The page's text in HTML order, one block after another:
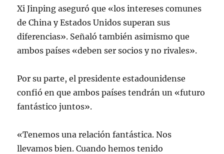
Xi Jinping aseguró que «los intereses comunes
de China y Estados Unidos superan sus
diferencias». Señaló también asimismo que
ambos países «deben ser socios y no rivales».
Por su parte, el presidente estadounidense
confió en que ambos países tendrán un «futuro
fantástico juntos».
«Tenemos una relación fantástica. Nos
llevamos bien. Cuando hemos tenido